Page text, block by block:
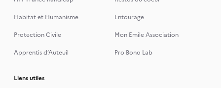
Habitat et Humanisme
Entourage
Protection Civile
Mon Emile Association
Apprentis d’Auteuil
Pro Bono Lab
Liens utiles